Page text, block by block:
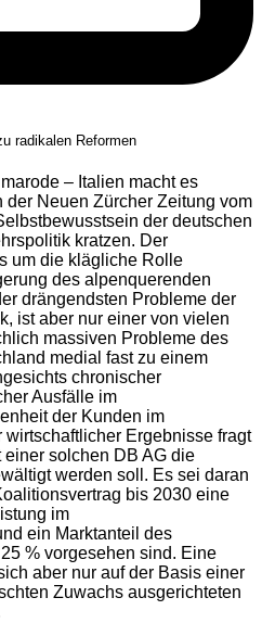
radikalen Reformen
– Italien macht es
der Neuen Zürcher Zeitung vom
der deutschen
kratzen. Der
um die klägliche Rolle
des alpenquerenden
drängendsten Probleme der
ist aber nur einer von vielen
massiven Probleme des
medial fast zu einem
chronischer
Ausfälle im
der Kunden im
Ergebnisse fragt
solchen DB AG die
werden soll. Es sei daran
bis 2030 eine
im
ein Marktanteil des
% vorgesehen sind. Eine
aber nur auf der Basis einer
Zuwachs ausgerichteten